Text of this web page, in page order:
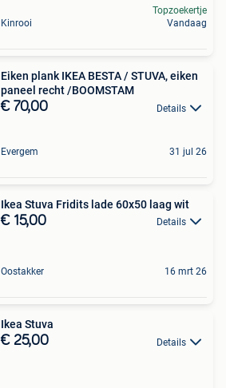
Kinrooi
Topzoekertje
Vandaag
Eiken plank IKEA BESTA / STUVA, eiken
paneel recht /BOOMSTAM
€ 70,00 Details
Evergem 31 jul 26
Ikea Stuva Fridits lade 60x50 laag wit
€ 15,00 Details
Oostakker 16 mrt 26
Ikea Stuva
€ 25,00 Details